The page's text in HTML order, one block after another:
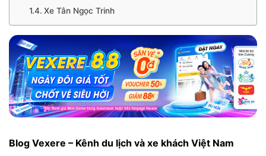
Xe Tân Ngọc Trinh
Blog Vexere – Kênh du lịch và xe khách Việt Nam